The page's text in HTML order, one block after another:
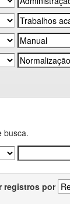
busca.
registros por